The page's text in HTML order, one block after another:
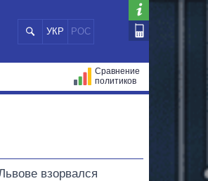
УКР РОС
Сравнение
политиков
взорвался